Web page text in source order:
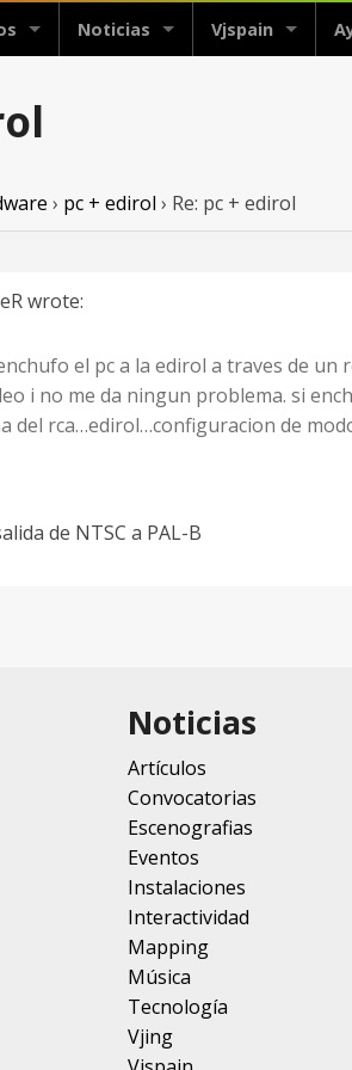
Noticias Vjspain
› pc + edirol › Re: pc + edirol
wrote:
el pc a la edirol a traves de un
i no me da ningun problema. si
del rca…edirol…configuracion de
de NTSC a PAL-B
Noticias
Artículos
Convocatorias
Escenografias
Eventos
Instalaciones
Interactividad
Mapping
Música
Tecnología
Vjing